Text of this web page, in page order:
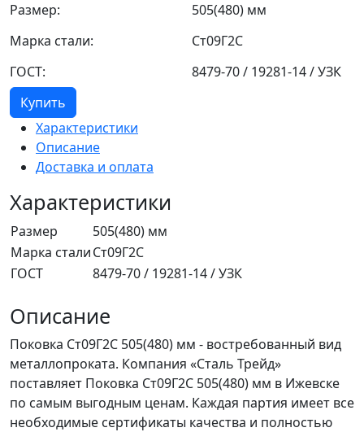
Размер:
505(480) мм
Марка стали:
Ст09Г2С
ГОСТ:
8479-70 / 19281-14 / УЗК
Купить
Характеристики
Описание
Доставка и оплата
Характеристики
Размер
505(480) мм
Марка сталиСт09Г2С
ГОСТ
8479-70 / 19281-14 / УЗК
Описание
Поковка Ст09Г2С 505(480) мм - востребованный вид
металлопроката. Компания «Сталь Трейд»
поставляет Поковка Ст09Г2С 505(480) мм в Ижевске
по самым выгодным ценам. Каждая партия имеет все
необходимые сертификаты качества и полностью